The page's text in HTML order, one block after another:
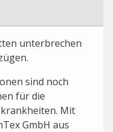
unterbrechen
sind noch
für die
Mit
GmbH aus